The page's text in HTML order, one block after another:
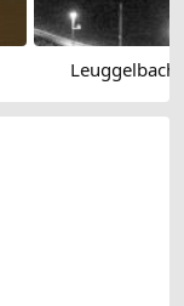
Leuggelbach